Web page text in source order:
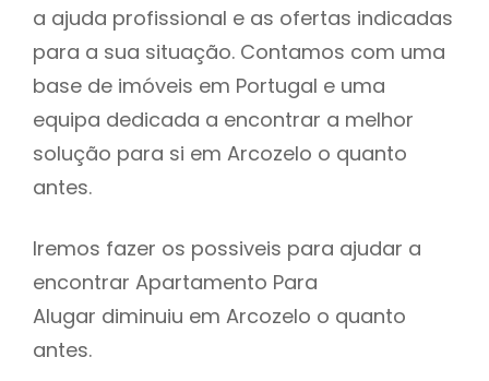
a ajuda profissional e as ofertas indicadas
para a sua situação. Contamos com uma
base de imóveis em Portugal e uma
equipa dedicada a encontrar a melhor
solução para si em Arcozelo o quanto
antes.
Iremos fazer os possiveis para ajudar a
encontrar Apartamento Para
Alugar diminuiu em Arcozelo o quanto
antes.